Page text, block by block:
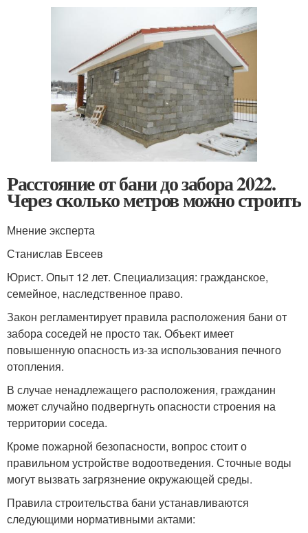
Расстояние от бани до забора 2022.
Через сколько метров можно строить
Мнение эксперта
Станислав Евсеев
Юрист. Опыт 12 лет. Специализация: гражданское,
семейное, наследственное право.
Закон регламентирует правила расположения бани от
забора соседей не просто так. Объект имеет
повышенную опасность из-за использования печного
отопления.
В случае ненадлежащего расположения, гражданин
может случайно подвергнуть опасности строения на
территории соседа.
Кроме пожарной безопасности, вопрос стоит о
правильном устройстве водоотведения. Сточные воды
могут вызвать загрязнение окружающей среды.
Правила строительства бани устанавливаются
следующими нормативными актами: